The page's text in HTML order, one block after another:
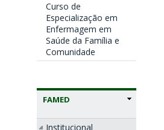
Curso de
Especialização em
Enfermagem em
Saúde da Família e
Comunidade
FAMED
Institucional